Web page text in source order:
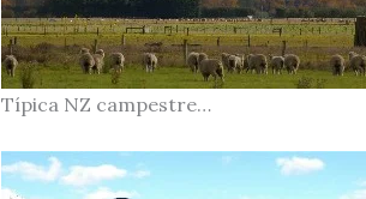
Típica NZ campestre…